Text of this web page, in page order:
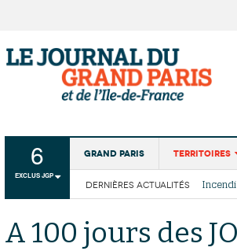
6
EXCLUS JGP
Grand Paris Territoires
Institutions
DERNIÈRES ACTUALITÉS
La
A 100 jours des